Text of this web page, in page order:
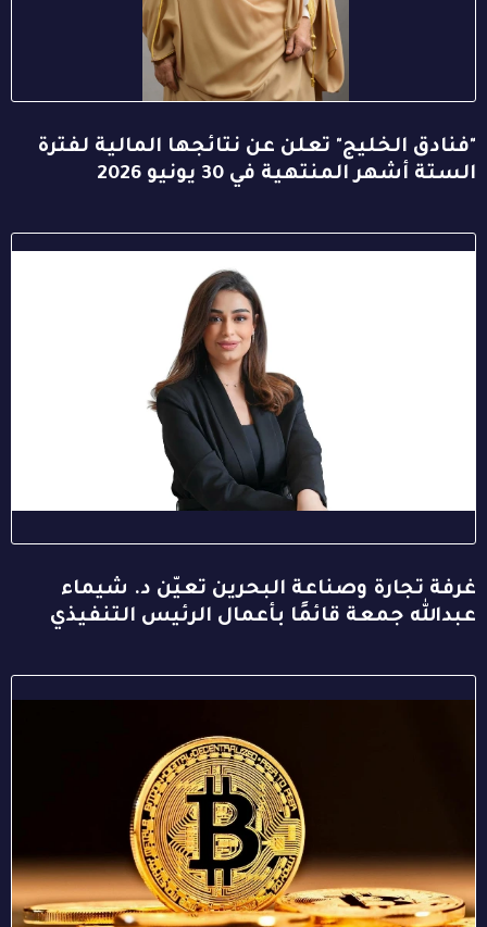
"فنادق الخليج" تعلن عن نتائجها المالية لفترة
الستة أشهر المنتهية في 30 يونيو 2026
غرفة تجارة وصناعة البحرين تعيّن د. شيماء
عبدالله جمعة قائمًا بأعمال الرئيس التنفيذي